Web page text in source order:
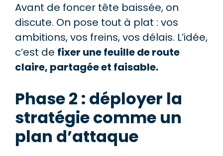
Avant de foncer tête baissée, on
discute. On pose tout à plat : vos
ambitions, vos freins, vos délais. L’idée,
c’est de fixer une feuille de route
claire, partagée et faisable.
Phase 2 : déployer la
stratégie comme un
plan d’attaque